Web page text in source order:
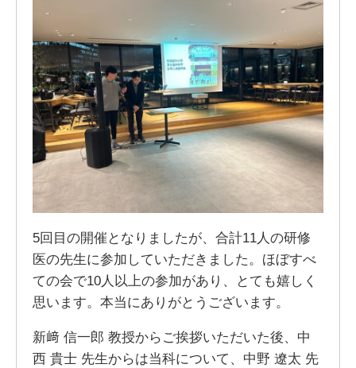
5回目の開催となりましたが、合計11人の研修
医の先生に参加していただきました。ほぼすべ
ての会で10人以上の参加があり、とても嬉しく
思います。本当にありがとうございます。
新﨑 信一郎 教授からご挨拶いただいた後、中
西 貴士 先生からは当科について、中野 遼太 先